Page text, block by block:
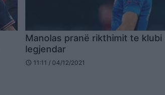
Manolas pranë rikthimit te klubi
legjendar
schedule 11:11 / 04/12/2021